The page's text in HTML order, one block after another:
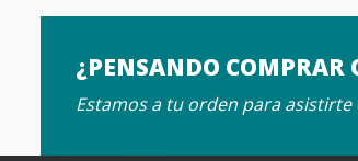
¿PENSANDO COMPRAR
Estamos a tu orden para